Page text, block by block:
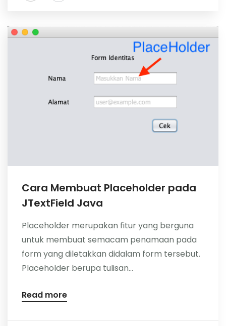
Cara Membuat Placeholder pada
JTextField Java
Placeholder merupakan fitur yang berguna
untuk membuat semacam penamaan pada
form yang diletakkan didalam form tersebut.
Placeholder berupa tulisan...
Read more